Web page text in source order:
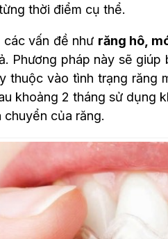
thời điểm cụ thể.
các vấn đề như răng hô,
Phương pháp này sẽ
thuộc vào tình trạng răng
khoảng 2 tháng sử dụng
của răng.